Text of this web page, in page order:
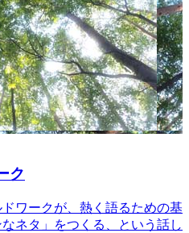
ク
ワークが、熱く語るための基
ネタ」をつくる、という話し